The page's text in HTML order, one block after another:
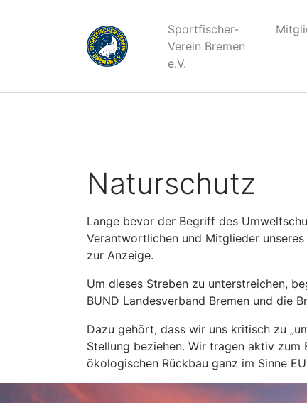
: Die Funktion WP_Scripts::add wurde fehlerhaft
Debugging in WordPress (engl.) . (Diese
Sportfischer-
Verein Bremen
e.V.
Naturschutz
Lange bevor der Begriff des
Verantwortlichen und Mitglieder
zur Anzeige.
Um dieses Streben zu unterstreichen,
BUND Landesverband Bremen und die
Dazu gehört, dass wir uns kritisch zu
Stellung beziehen. Wir tragen aktiv zum
ökologischen Rückbau ganz im Sinne